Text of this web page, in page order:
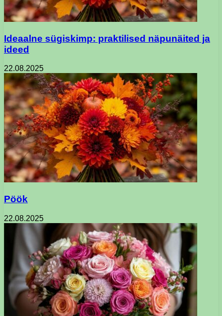
Ideaalne sügiskimp: praktilised näpunäited ja
ideed
22.08.2025
Pöök
22.08.2025